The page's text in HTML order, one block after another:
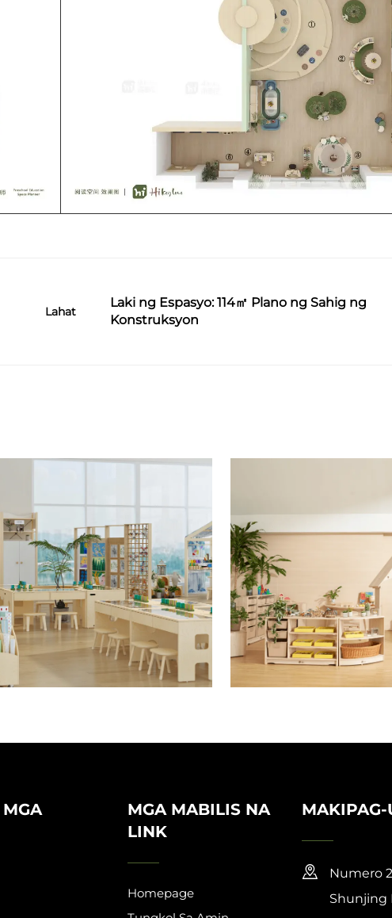
Lahat
Laki ng Espasyo: 114㎡ Plano ng Sahig ng
Konstruksyon
MGA MABILIS NA
LINK
Homepage
MAKIPAG-
Numero
Shunjing